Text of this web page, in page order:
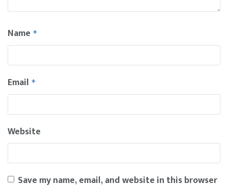
Name *
Email *
Website
Save my name, email, and website in this browser